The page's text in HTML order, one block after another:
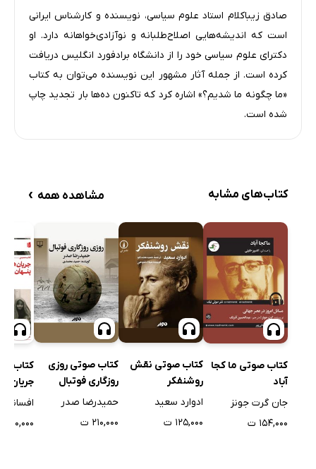
10 دقیقه
موقعیت اقلیمی اروپا و تأثیرات آن بر روابط میان شرق و غرب
18 دقیقه موفقیت اروپاییان در دریا
17 دقیقه جنگ‌های صلیبی
13 دقیقه تأثیرات بلندمدت هجوم صلیبیون بر شرق
جمع‌بندی و نتیجه‌گیری
صادق زیباکلام استاد علوم سیاسی، نویسنده و کارشناس ایرانی
است که اندیشه‌هایی اصلاح‌طلبانه و نوآزادی‌خواهانه دارد. او
دکترای علوم سیاسی خود را از دانشگاه برادفورد انگلیس دریافت
کرده است. از جمله آثار مشهور این نویسنده می‌توان به کتاب
«ما چگونه ما شدیم؟» اشاره کرد که تاکنون ده‌ها بار تجدید چاپ
شده است.
کتاب‌های مشابه مشاهده همه ›
کتاب صوتی ما کجا
آباد
جان گرت جونز
۱۵۴,۰۰۰ ت
کتاب صوتی نقش
روشنفکر
ادوارد سعید
۱۲۵,۰۰۰ ت
کتاب صوتی روزی
روزگاری فوتبال
حمیدرضا صدر
۲۱۰,۰۰۰ ت
کتاب
افسانه
۱۱۰,۰۰۰ ت